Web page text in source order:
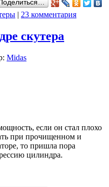
| 23 комментария
скутера
Midas
если он стал плохо
при прочищенном и
то пришла пора
цилиндра.